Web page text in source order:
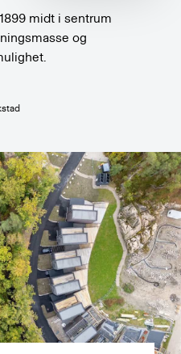
midt i sentrum
og